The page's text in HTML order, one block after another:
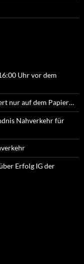
Uhr vor dem
nur auf dem Papier…
Nahverkehr für
Erfolg IG der